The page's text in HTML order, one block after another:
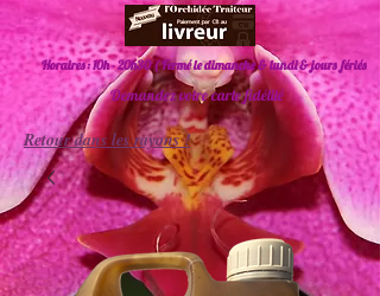
Horaires : 10h - 20h30 ( Fermé le dimanche & lundi & jours fériés
Demandez votre carte fidélité
Retour dans les rayons !